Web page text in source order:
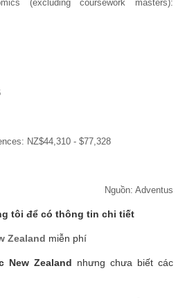
(excluding coursework masters):
NZ$44,310 - $77,328
Nguồn: Adventus
tôi để có thông tin chi tiết
Zealand miễn phí
New Zealand nhưng chưa biết các